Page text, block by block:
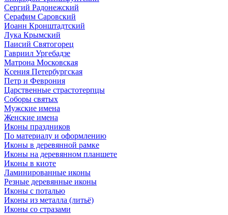
Сергий Радонежский
Серафим Саровский
Иоанн Кронштадтский
Лука Крымский
Паисий Святогорец
Гавриил Ургебадзе
Матрона Московская
Ксения Петербургская
Петр и Феврония
Царственные страстотерпцы
Соборы святых
Мужские имена
Женские имена
Иконы праздников
По материалу и оформлению
Иконы в деревянной рамке
Иконы на деревянном планшете
Иконы в киоте
Ламинированные иконы
Резные деревянные иконы
Иконы с поталью
Иконы из металла (литьё)
Иконы со стразами